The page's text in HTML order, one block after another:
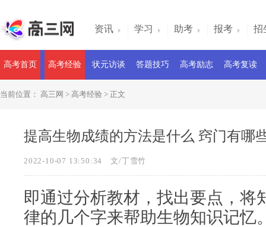
资讯 学习 助考 报考 招
高考首页 高考经验 状元访谈 答题技巧 高考励志 高考复读
当前位置： 高三网 > 高考经验 > 正文
提高生物成绩的方法是什么 窍门有哪
2022-10-07 13:50:34 文/丁雪竹
即通过分析教材，找出要点，将
律的几个字来帮助生物知识记忆